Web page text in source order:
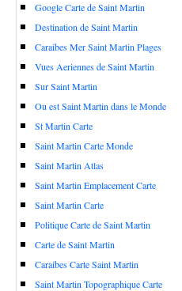
Google Carte de Saint Martin
Destination de Saint Martin
Caraibes Mer Saint Martin Plages
Vues Aeriennes de Saint Martin
Sur Saint Martin
Ou est Saint Martin dans le Monde
St Martin Carte
Saint Martin Carte Monde
Saint Martin Atlas
Saint Martin Emplacement Carte
Saint Martin Carte
Politique Carte de Saint Martin
Carte de Saint Martin
Caraibes Carte Saint Martin
Saint Martin Topographique Carte